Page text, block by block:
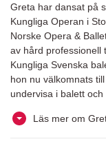
Greta har dansat på
Kungliga Operan i
Norske Opera &
av hård professionell
Kungliga Svenska
hon nu välkomnats
undervisa i balett och
Läs mer om